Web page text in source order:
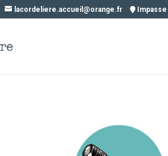
lacordeliere.accueil@orange.fr